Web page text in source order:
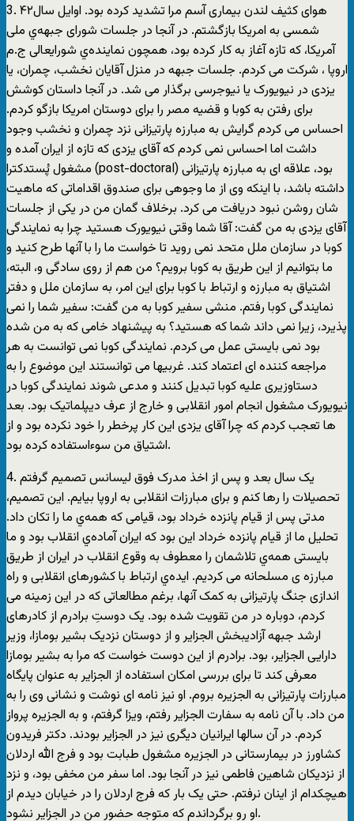
3. هوای کثیف لندن بیماری آسم مرا تشدید کرده بود. اوایل سال۴۲
شمسی به امریکا بازگشتم. در آنجا در جلسات شورای جبهه‌ي ملی
آمریکا، که تازه آغاز به کار کرده بود، همچون نماینده‌ي شورایعالی ج.م
اروپا ، شرکت می کردم. جلسات جبهه در منزل آقایان نخشب، چمران، یا
یزدی در نیویورک یا نیوجرسی برگذار می شد. در آنجا داستان کوشش
برای رفتن به کوبا و قضیه مصر را برای دوستان امریکا بازگو کردم.
احساس می کردم گرایش به مبارزه پارتیزانی نزد چمران و نخشب وجود
داشت اما احساس نمی کردم که آقای یزدی که تازه از ایران آمده و
مشغول پُستدکترا (post-doctoral) بود، علاقه ای به مبارزه پارتیزانی
داشته باشد، با اینکه وی از ما وجوهی برای صندوق اقداماتی که ماهیت
شان روشن نبود دریافت می کرد. برخلاف گمان من در یکی از جلسات
آقای یزدی به من گفت: آقا شما وقتی نیویورک هستید چرا به نمایندگی
کوبا در سازمان ملل متحد نمی روید تا خواست ما را با آنها طرح کنید و
ما بتوانیم از این طریق به کوبا برویم؟ من هم از روی سادگی و، البته،
اشتیاق به مبارزه و ارتباط با کوبا برای این امر، به سازمان ملل و دفتر
نمایندگی کوبا رفتم. منشی سفیر کوبا به من گفت: سفیر شما را نمی
پذیرد، زیرا نمی داند شما که هستید؟ به پیشنهاد خامی که به من شده
بود نمی بایستی عمل می کردم. نمایندگی کوبا نمی توانست به هر
مراجعه کننده ای اعتماد کند. غربیها می توانستند این موضوع را به
دستاوزیری علیه کوبا تبدیل کنند و مدعی شوند نمایندگی کوبا در
نیویورک مشغول انجام امور انقلابی و خارج از عرف دیپلماتیک بود. بعد
ها تعجب کردم که چرا آقای یزدی این کار پرخطر را خود نکرده بود و از
اشتیاق من سوءاستفاده کرده بود.
4. یک سال بعد و پس از اخذ مدرک فوق لیسانس تصمیم گرفتم
تحصیلات را رها کنم و برای مبارزات انقلابی به اروپا بیایم. این تصمیم،
مدتی پس از قیام پانزده خرداد بود، قیامی که همه‌ي ما را تکان داد.
تحلیل ما از قیام پانزده خرداد این بود که ایران آماده‌ي انقلاب بود و ما
بایستی همه‌ي تلاشمان را معطوف به وقوع انقلاب در ایران از طریق
مبارزه ی مسلحانه می کردیم. ایده‌ي ارتباط با کشورهای انقلابی و راه
اندازی جنگ پارتیزانی به کمک آنها، برغم مطالعاتی که در این زمینه می
کردم، دوباره در من تقویت شده بود. یک دوستِ برادرم از کادرهای
ارشد جبهه آزادیبخش الجزایر و از دوستان نزدیک بشیر بومازا، وزیر
دارایی الجزایر، بود. برادرم از این دوست خواست که مرا به بشیر بومازا
معرفی کند تا برای بررسی امکان استفاده از الجزایر به عنوان پایگاه
مبارزات پارتیزانی به الجزیره بروم. او نیز نامه ای نوشت و نشانی وی را به
من داد. با آن نامه به سفارت الجزایر رفتم، ویزا گرفتم، و به الجزیره پرواز
کردم. در آن سالها ایرانیان دیگری نیز در الجزایر بودند. دکتر فریدون
کشاورز در بیمارستانی در الجزیره مشغول طبابت بود و فرج الله اردلان
از نزدیکان شاهین فاطمی نیز در آنجا بود. اما سفر من مخفی بود، و نزد
هیچکدام از اینان نرفتم. حتی یک بار که فرج اردلان را در خیابان دیدم از
او رو برگرداندم که متوجه حضور من در الجزایر نشود.